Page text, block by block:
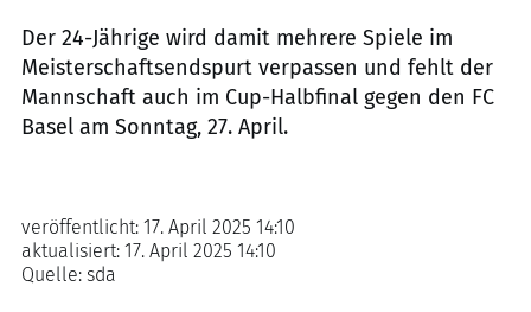
Der 24-Jährige wird damit mehrere Spiele im
Meisterschaftsendspurt verpassen und fehlt der
Mannschaft auch im Cup-Halbfinal gegen den FC
Basel am Sonntag, 27. April.
Quelle: sda
veröffentlicht: 17. April 2025 14:10
aktualisiert: 17. April 2025 14:10